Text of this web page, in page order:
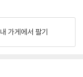
내 가게에서 팔기